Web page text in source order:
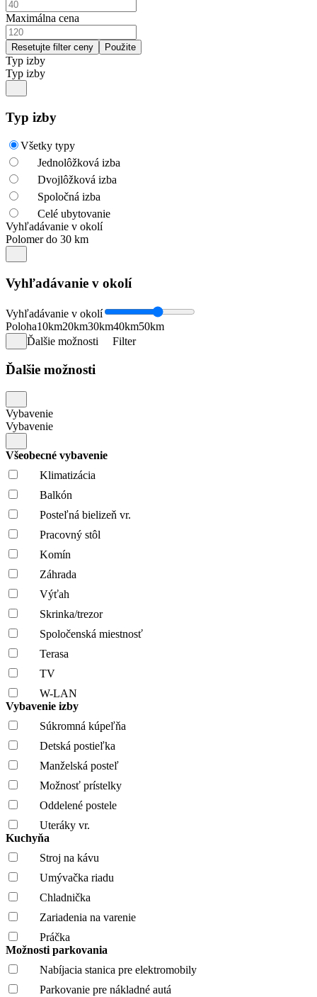
Maximálna cena
Typ izby
Typ izby
Typ izby
Všetky typy
Jednolôžková izba
Dvojlôžková izba
Spoločná izba
Celé ubytovanie
Vyhľadávanie v okolí
Polomer do 30 km
Vyhľadávanie v okolí
Vyhľadávanie v okolí
Poloha10km20km30km40km50km
Ďalšie možnosti
Filter
Ďalšie možnosti
Vybavenie
Vybavenie
Všeobecné vybavenie
Klimatizácia
Balkón
Posteľná bielizeň vr.
Pracovný stôl
Komín
Záhrada
Výťah
Skrinka/trezor
Spoločenská miestnosť
Terasa
TV
W-LAN
Vybavenie izby
Súkromná kúpeľňa
Detská postieľka
Manželská posteľ
Možnosť prístelky
Oddelené postele
Uteráky vr.
Kuchyňa
Stroj na kávu
Umývačka riadu
Chladnička
Zariadenia na varenie
Práčka
Možnosti parkovania
Nabíjacia stanica pre elektromobily
Parkovanie pre nákladné autá